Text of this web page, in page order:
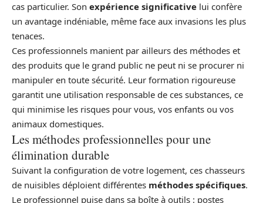
cas particulier. Son expérience significative lui confère
un avantage indéniable, même face aux invasions les plus
tenaces.
Ces professionnels manient par ailleurs des méthodes et
des produits que le grand public ne peut ni se procurer ni
manipuler en toute sécurité. Leur formation rigoureuse
garantit une utilisation responsable de ces substances, ce
qui minimise les risques pour vous, vos enfants ou vos
animaux domestiques.
Les méthodes professionnelles pour une
élimination durable
Suivant la configuration de votre logement, ces chasseurs
de nuisibles déploient différentes méthodes spécifiques.
Le professionnel puise dans sa boîte à outils : postes